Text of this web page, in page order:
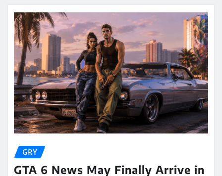
GRY
GTA 6 News May Finally Arrive in